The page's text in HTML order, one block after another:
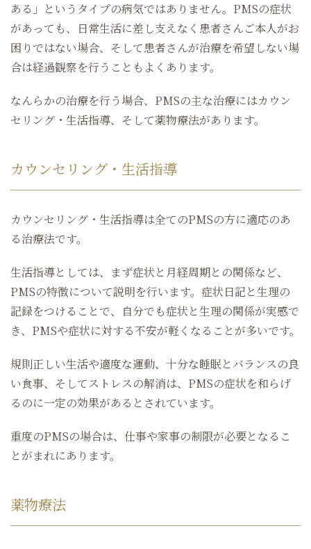
ある」というタイプの病気ではありません。PMSの症状
があっても、日常生活に差し支えなく患者さんご本人がお
困りではない場合、そして患者さんが治療を希望しない場
合は経過観察を行うこともよくあります。
なんらかの治療を行う場合、PMSの主な治療にはカウン
セリング・生活指導、そして薬物療法があります。
カウンセリング・生活指導
カウンセリング・生活指導は全てのPMSの方に適応のあ
る治療法です。
生活指導としては、まず症状と月経周期との関係など、
PMSの特徴について説明を行います。症状日記と生理の
記録をつけることで、自分でも症状と生理の関係が実感で
き、PMSや症状に対する不安が軽くなることが多いです。
規則正しい生活や適度な運動、十分な睡眠とバランスの良
い食事、そしてストレスの解消は、PMSの症状を和らげ
るのに一定の効果があるとされています。
重度のPMSの場合は、仕事や家事の制限が必要となるこ
とがまれにあります。
薬物療法